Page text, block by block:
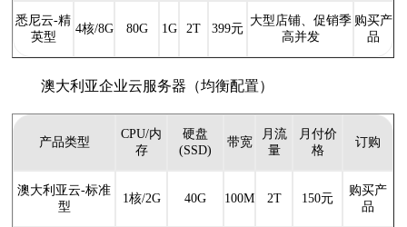
悉尼云-精
英型
4核/8G 80G 1G 2T 399元
大型店铺、促销季
高并发
购买产
品
澳大利亚企业云服务器（均衡配置）
产品类型
CPU/内
存
硬盘
(SSD)
带宽
月流
量
月付价
格
订购
澳大利亚云-标准
型
1核/2G 40G 100M 2T 150元
购买产
品